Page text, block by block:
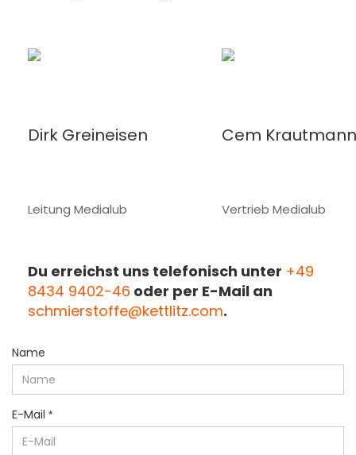
Dirk Greineisen
Leitung Medialub
Cem Krautmann
Vertrieb Medialub
Du erreichst uns telefonisch unter +49
8434 9402-46 oder per E-Mail an
schmierstoffe@kettlitz.com.
KONTAKT
Name
E-Mail